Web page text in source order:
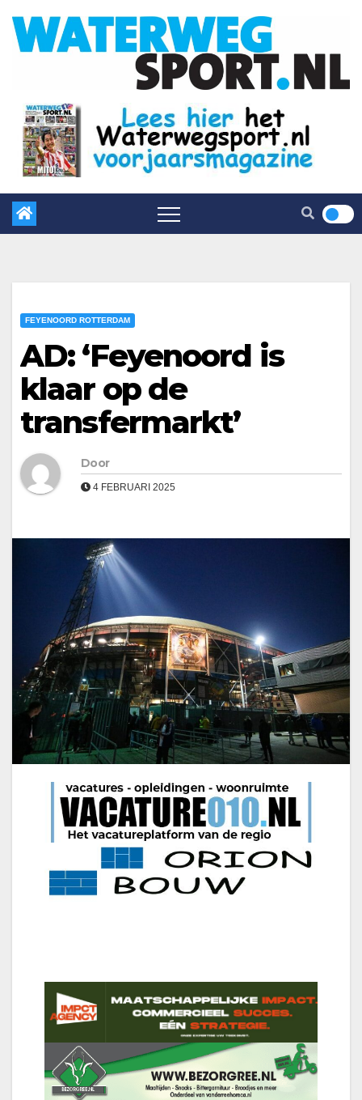
FEYENOORD ROTTERDAM
AD: ‘Feyenoord is
klaar op de
transfermarkt’
Door
4 FEBRUARI 2025